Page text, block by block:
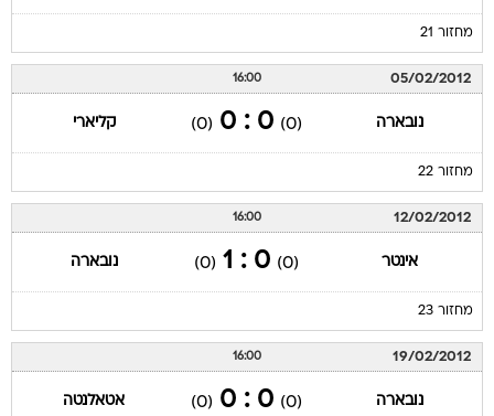
מחזור 21
05/02/2012
16:00
נובארה (0)
0 : 0
(0) קליארי
מחזור 22
12/02/2012
16:00
אינטר (0)
0 : 1
(0) נובארה
מחזור 23
19/02/2012
16:00
נובארה (0)
0 : 0
(0) אטאלנטה